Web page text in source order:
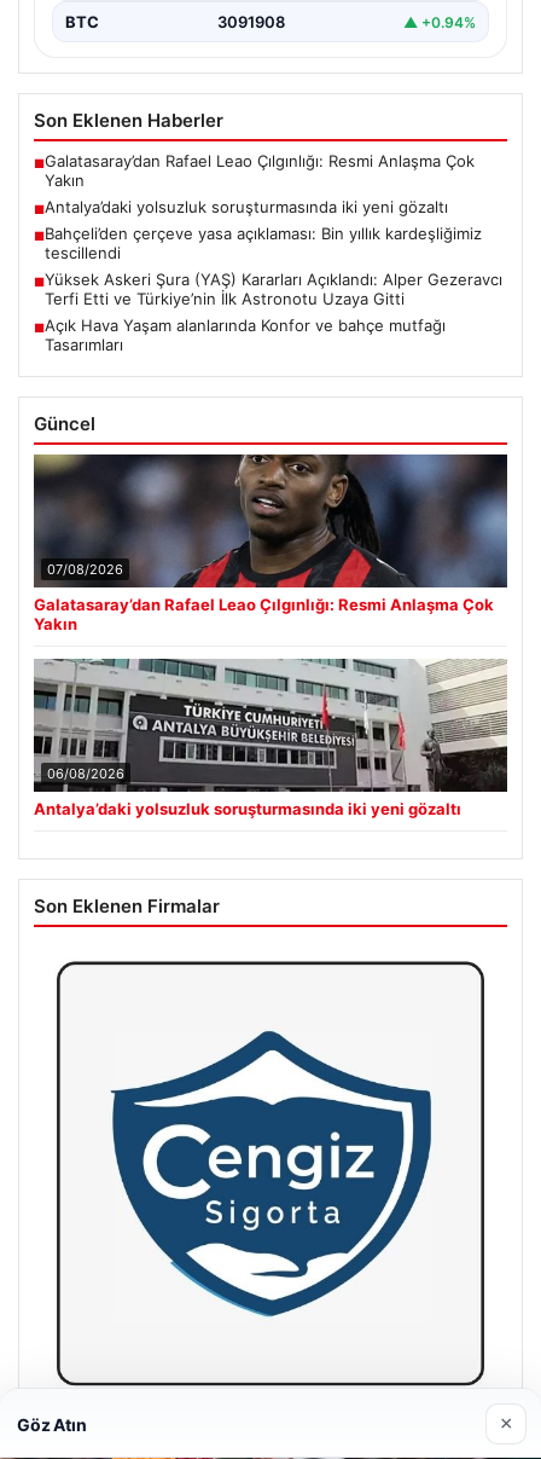
BTC 3091908 ▲ +0.94%
Son Eklenen Haberler
■Galatasaray’dan Rafael Leao Çılgınlığı: Resmi Anlaşma Çok
Yakın
■Antalya’daki yolsuzluk soruşturmasında iki yeni gözaltı
■Bahçeli’den çerçeve yasa açıklaması: Bin yıllık kardeşliğimiz
tescillendi
■Yüksek Askeri Şura (YAŞ) Kararları Açıklandı: Alper Gezeravcı
Terfi Etti ve Türkiye’nin İlk Astronotu Uzaya Gitti
■Açık Hava Yaşam alanlarında Konfor ve bahçe mutfağı
Tasarımları
Güncel
07/08/2026
Galatasaray’dan Rafael Leao Çılgınlığı: Resmi Anlaşma Çok
Yakın
06/08/2026
Antalya’daki yolsuzluk soruşturmasında iki yeni gözaltı
Son Eklenen Firmalar
Hastaş Beton
Göz Atın ×